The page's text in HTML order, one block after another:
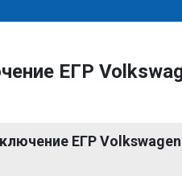
ЕГР
ЕГР Volkswagen